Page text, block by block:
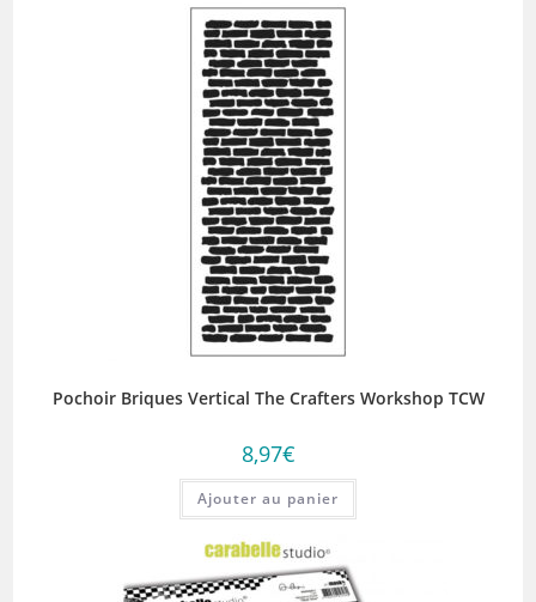
Pochoir Briques Vertical The Crafters Workshop TCW
8,97€
Ajouter au panier